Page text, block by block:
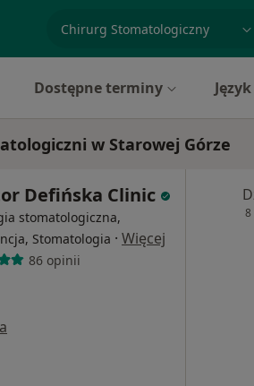
Dostępne terminy Język
w Starowej Górze
Defińska Clinic
stomatologiczna,
Stomatologia · Więcej
86 opinii
8